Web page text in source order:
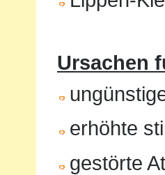
Ursachen
erhöhte
gestörte